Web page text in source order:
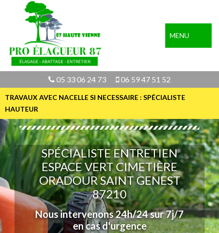
MENU
05 33 06 24 73 06 59 47 51 52
TRAVAUX AVEC NACELLE SI NECESSAIRE : SPÉCIALISTE
HAUTEUR
SPÉCIALISTE ENTRETIEN
ESPACE VERT CIMETIÈRE
ORADOUR SAINT GENEST
87210
Nous intervenons 24h/24 sur 7j/7
en cas d'urgence